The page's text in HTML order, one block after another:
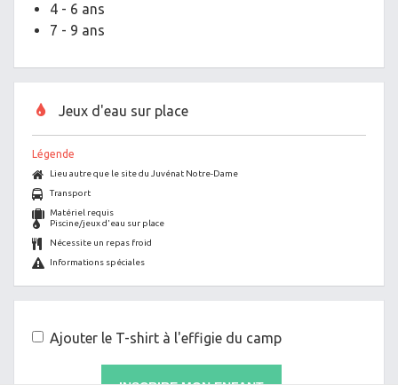
4 - 6 ans
7 - 9 ans
Jeux d'eau sur place
Légende
Lieu autre que le site du Juvénat Notre-Dame
Transport
Matériel requis
Piscine/jeux d'eau sur place
Nécessite un repas froid
Informations spéciales
Ajouter le T-shirt à l'effigie du camp